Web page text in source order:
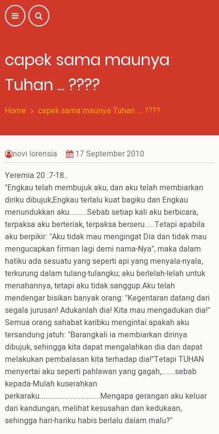
Skip
to
main
capek sama maunya
Tuhan ... ????
Home capek sama maunya Tuhan ... ????
novi lorensia
17 September 2010
Yeremia 20 :7-18..
"Engkau telah membujuk aku, dan aku telah membiarkan
diriku dibujuk;Engkau terlalu kuat bagiku dan Engkau
menundukkan aku.........Sebab setiap kali aku berbicara,
terpaksa aku berteriak, terpaksa berseru.....Tetapi apabila
aku berpikir: "Aku tidak mau mengingat Dia dan tidak mau
mengucapkan firman lagi demi nama-Nya", maka dalam
hatiku ada sesuatu yang seperti api yang menyala-nyala,
terkurung dalam tulang-tulangku; aku berlelah-lelah untuk
menahannya, tetapi aku tidak sanggup.Aku telah
mendengar bisikan banyak orang: "Kegentaran datang dari
segala jurusan! Adukanlah dia! Kita mau mengadukan dia!"
Semua orang sahabat karibku mengintai apakah aku
tersandung jatuh: "Barangkali ia membiarkan dirinya
dibujuk, sehingga kita dapat mengalahkan dia dan dapat
melakukan pembalasan kita terhadap dia!"Tetapi TUHAN
menyertai aku seperti pahlawan yang gagah,.......sebab
kepada-Mulah kuserahkan
perkaraku...............................Mengapa gerangan aku keluar
dari kandungan, melihat kesusahan dan kedukaan,
sehingga hari-hariku habis berlalu dalam malu?"